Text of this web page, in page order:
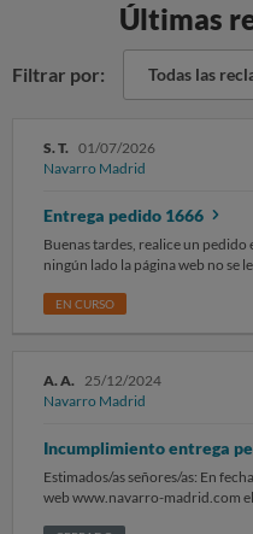
Últimas
Filtrar por: Todas las
S. T. 01/07/2026
Navarro Madrid
Entrega pedido 1666
Buenas tardes, realice un
ningún lado la página web no se
estipulado o una devolución
EN CURSO
A. A. 25/12/2024
Navarro Madrid
Incumplimiento entrega
Estimados/as señores/as: En fecha 19 de noviembre adquirí en página
web www.navarro-madrid.com